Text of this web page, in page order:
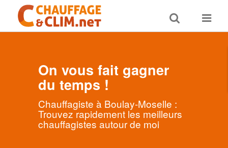
Toggle
search
Toggle
On vous fait gagner
du temps !
Chauffagiste à Boulay-Moselle :
Trouvez rapidement les meilleurs
chauffagistes autour de moi